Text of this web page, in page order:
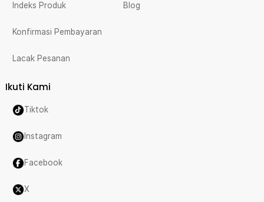
Indeks Produk
Konfirmasi Pembayaran
Lacak Pesanan
Blog
Ikuti Kami
Tiktok
Instagram
Facebook
X